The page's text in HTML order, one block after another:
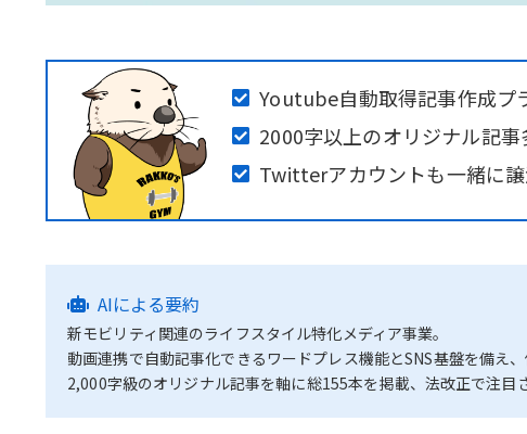
Youtube自動取得記事作成プ
2000字以上のオリジナル記
Twitterアカウントも一緒に譲
AIによる要約
新モビリティ関連のライフスタイル特化メディア事業。
動画連携で自動記事化できるワードプレス機能とSNS基盤を備え
2,000字級のオリジナル記事を軸に総155本を掲載、法改正で注目